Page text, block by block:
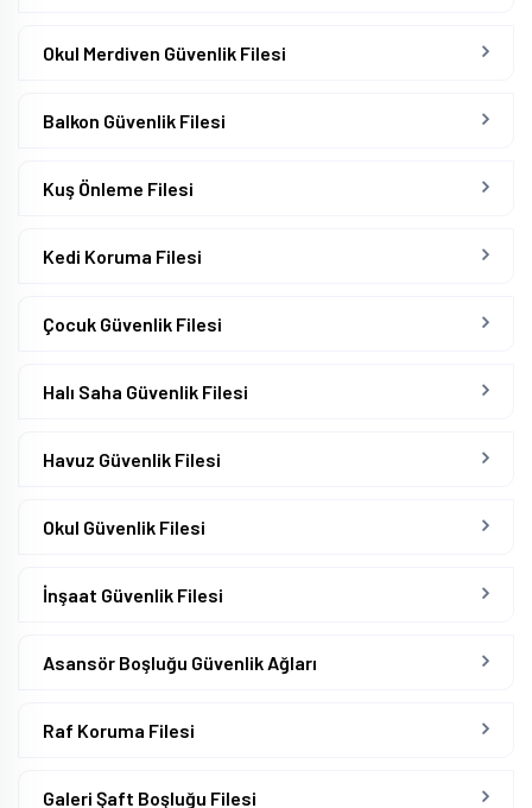
Okul Merdiven Güvenlik Filesi
Balkon Güvenlik Filesi
Kuş Önleme Filesi
Kedi Koruma Filesi
Çocuk Güvenlik Filesi
Halı Saha Güvenlik Filesi
Havuz Güvenlik Filesi
Okul Güvenlik Filesi
İnşaat Güvenlik Filesi
Asansör Boşluğu Güvenlik Ağları
Raf Koruma Filesi
Galeri Şaft Boşluğu Filesi